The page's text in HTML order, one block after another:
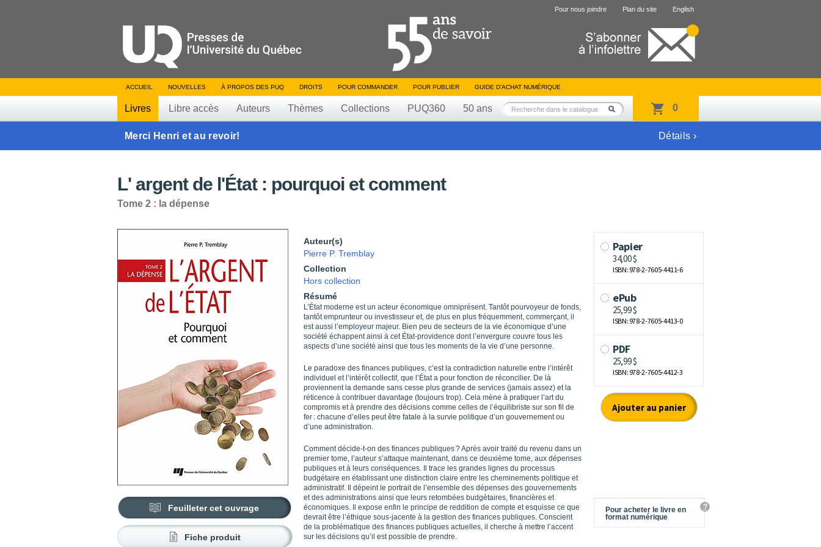
Pour nous joindre Plan du site English
ACCUEIL NOUVELLES À PROPOS DES PUQ DROITS POUR COMMANDER POUR PUBLIER GUIDE D’ACHAT NUMÉRIQUE
Livres Libre accès Auteurs Thèmes Collections PUQ360 50 ans 0
Merci Henri et au revoir! Détails ›
L' argent de l'État : pourquoi et comment
Tome 2 : la dépense
Feuilleter cet ouvrage
Fiche produit
Auteur(s)
Pierre P. Tremblay
Collection
Hors collection
Résumé
L’État moderne est un acteur économique omniprésent. Tantôt pourvoyeur de fonds,
tantôt emprunteur ou investisseur et, de plus en plus fréquemment, commerçant, il
est aussi l’employeur majeur. Bien peu de secteurs de la vie économique d’une
société échappent ainsi à cet État-providence dont l’envergure couvre tous les
aspects d’une société ainsi que tous les moments de la vie d’une personne.
Le paradoxe des finances publiques, c’est la contradiction naturelle entre l’intérêt
individuel et l’intérêt collectif, que l’État a pour fonction de réconcilier. De là
proviennent la demande sans cesse plus grande de services (jamais assez) et la
réticence à contribuer davantage (toujours trop). Cela mène à pratiquer l’art du
compromis et à prendre des décisions comme celles de l’équilibriste sur son fil de
fer : chacune d’elles peut être fatale à la survie politique d’un gouvernement ou
d’une administration.
Comment décide-t-on des finances publiques ? Après avoir traité du revenu dans un
premier tome, l’auteur s’attaque maintenant, dans ce deuxième tome, aux dépenses
publiques et à leurs conséquences. Il trace les grandes lignes du processus
budgétaire en établissant une distinction claire entre les cheminements politique et
administratif. Il dépeint le portrait de l’ensemble des dépenses des gouvernements
et des administrations ainsi que leurs retombées budgétaires, financières et
économiques. Il expose enfin le principe de reddition de compte et esquisse ce que
devrait être l’éthique sous-jacente à la gestion des finances publiques. Conscient
de la problématique des finances publiques actuelles, il cherche à mettre l’accent
sur les décisions qu’il est possible de prendre.
Pour acheter le livre en
format numérique
?